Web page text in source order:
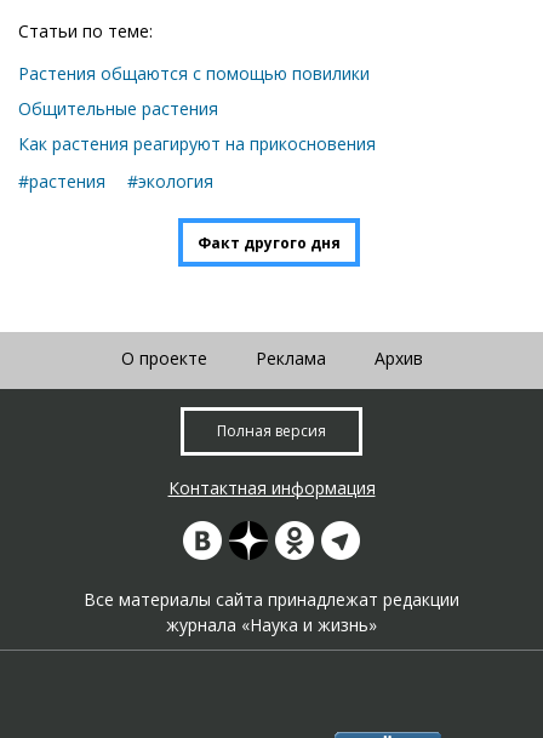
Статьи по теме:
Растения общаются с помощью повилики
Общительные растения
Как растения реагируют на прикосновения
#растения
#экология
Факт другого дня
О проекте Реклама Архив
Полная версия
Контактная информация
Все материалы сайта принадлежат редакции
журнала «Наука и жизнь»